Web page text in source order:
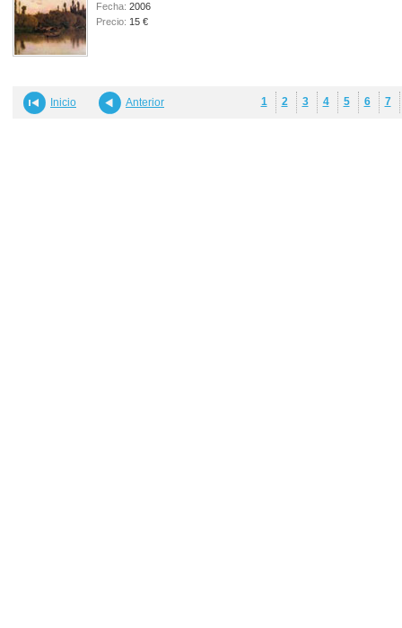
Fecha: 2006
Precio: 15 €
Inicio Anterior 1 2 3 4 5 6 7